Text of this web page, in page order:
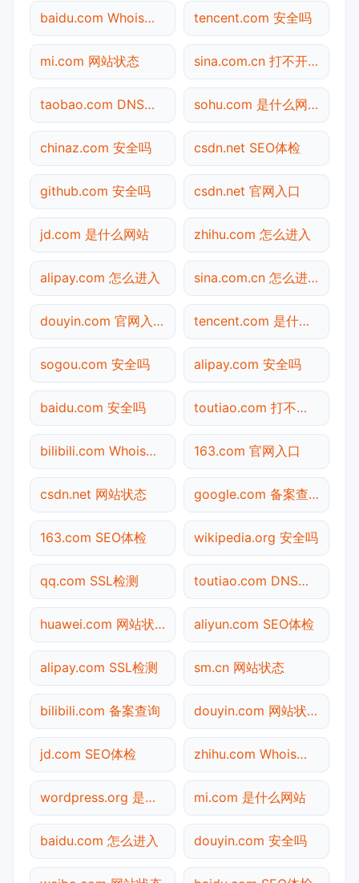
baidu.com Whois查询 tencent.com 安全吗
mi.com 网站状态 sina.com.cn 打不开检测
taobao.com DNS解析 sohu.com 是什么网站
chinaz.com 安全吗 csdn.net SEO体检
github.com 安全吗 csdn.net 官网入口
jd.com 是什么网站 zhihu.com 怎么进入
alipay.com 怎么进入 sina.com.cn 怎么进入
douyin.com 官网入口 tencent.com 是什么网站
sogou.com 安全吗 alipay.com 安全吗
baidu.com 安全吗 toutiao.com 打不开检测
bilibili.com Whois查询 163.com 官网入口
csdn.net 网站状态 google.com 备案查询
163.com SEO体检 wikipedia.org 安全吗
qq.com SSL检测 toutiao.com DNS解析
huawei.com 网站状态 aliyun.com SEO体检
alipay.com SSL检测 sm.cn 网站状态
bilibili.com 备案查询 douyin.com 网站状态
jd.com SEO体检 zhihu.com Whois查询
wordpress.org 是什么网站 mi.com 是什么网站
baidu.com 怎么进入 douyin.com 安全吗